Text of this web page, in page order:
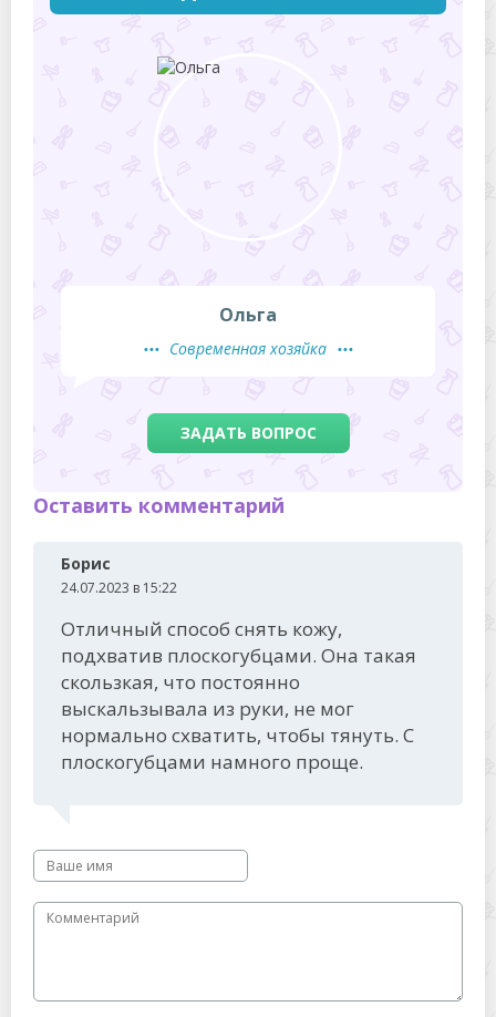
Ольга
Современная хозяйка
ЗАДАТЬ ВОПРОС
Оставить комментарий
Борис
24.07.2023 в 15:22
Отличный способ снять кожу,
подхватив плоскогубцами. Она такая
скользкая, что постоянно
выскальзывала из руки, не мог
нормально схватить, чтобы тянуть. С
плоскогубцами намного проще.